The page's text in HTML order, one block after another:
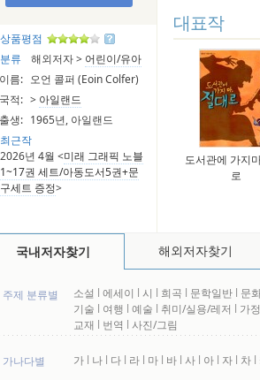
상품평점
분류
해외저자 > 어린이/유아
이름: 오언 콜퍼 (Eoin Colfer)
국적: > 아일랜드
출생: 1965년, 아일랜드
최근작
2026년 4월 <미래 그래픽 노블
1~17권 세트/아동도서5권+문
구세트 증정>
대표작
도서관에 가지
로
국내저자찾기 해외저자찾기
주제 분류별 소설 l 에세이 l 시 l 희곡 l 문학일반 l 문
기술 l 여행 l 예술 l 취미/실용/레저 l 가
교재 l 번역 l 사진/그림
가나다별 가 l 나 l 다 l 라 l 마 l 바 l 사 l 아 l 자 l 차 l